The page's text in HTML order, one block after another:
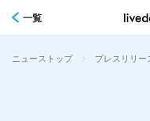
一覧
ニューストップ > プレスリリー